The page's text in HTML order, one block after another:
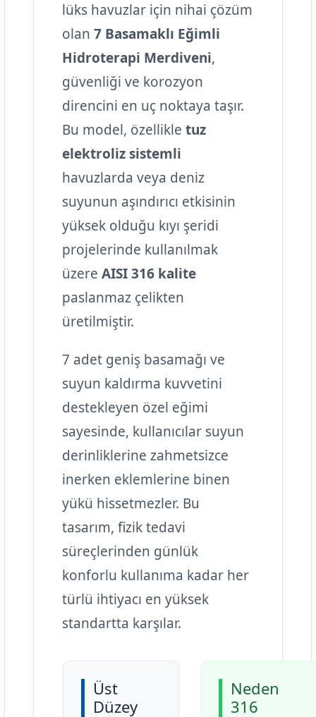
lüks havuzlar için nihai çözüm
olan 7 Basamaklı Eğimli
Hidroterapi Merdiveni,
güvenliği ve korozyon
direncini en uç noktaya taşır.
Bu model, özellikle tuz
elektroliz sistemli
havuzlarda veya deniz
suyunun aşındırıcı etkisinin
yüksek olduğu kıyı şeridi
projelerinde kullanılmak
üzere AISI 316 kalite
paslanmaz çelikten
üretilmiştir.
7 adet geniş basamağı ve
suyun kaldırma kuvvetini
destekleyen özel eğimi
sayesinde, kullanıcılar suyun
derinliklerine zahmetsizce
inerken eklemlerine binen
yükü hissetmezler. Bu
tasarım, fizik tedavi
süreçlerinden günlük
konforlu kullanıma kadar her
türlü ihtiyacı en yüksek
standartta karşılar.
Üst
Düzey
Neden
316